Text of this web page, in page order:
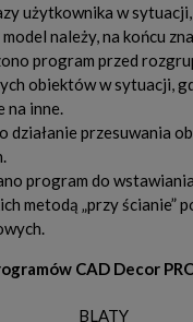
użytkownika w
należy, na końcu
program przed
obiektów w sytuacji,
na inne.
działanie przesuwania
program do
metodą „przy ścianie”
CAD Decor
BLATY